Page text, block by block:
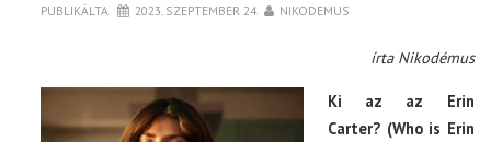
PUBLIKÁLTA 2023. SZEPTEMBER 24. NIKODEMUS
írta Nikodémus
Ki az az Erin
Carter? (Who is Erin